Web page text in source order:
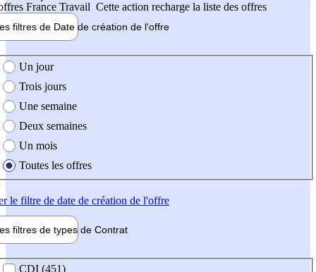
France Travail Cette action recharge la liste des offres
filtres de Date de création de l'offre
création de l'offre
Un jour
Trois jours
Une semaine
Deux semaines
Un mois
Toutes les offres
le filtre de date de création de l'offre
filtres de types de Contrat
contrat
CDI (451)